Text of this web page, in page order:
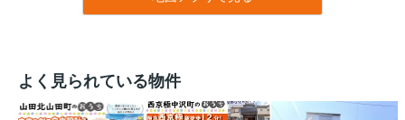
よく見られている物件